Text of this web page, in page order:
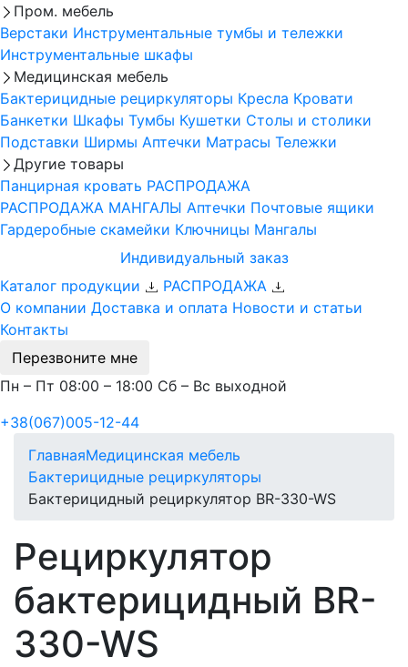
Пром. мебель
Верстаки Инструментальные тумбы и тележки
Инструментальные шкафы
Медицинская мебель
Бактерицидные рециркуляторы Кресла Кровати
Банкетки Шкафы Тумбы Кушетки Столы и столики
Подставки Ширмы Аптечки Матрасы Тележки
Другие товары
Панцирная кровать РАСПРОДАЖА
РАСПРОДАЖА МАНГАЛЫ Аптечки Почтовые ящики
Гардеробные скамейки Ключницы Мангалы
Индивидуальный заказ
Каталог продукции
РАСПРОДАЖА
О компании Доставка и оплата Новости и статьи
Контакты
Перезвоните мне
Пн – Пт 08:00 – 18:00 Сб – Вс выходной
+38(067)005-12-44
ГлавнаяМедицинская мебель
Бактерицидные рециркуляторы
Бактерицидный рециркулятор BR-330-WS
Рециркулятор
бактерицидный BR-
330-WS